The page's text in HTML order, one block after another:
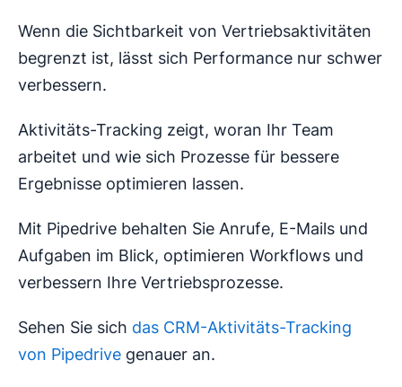
Wenn die Sichtbarkeit von Vertriebsaktivitäten
begrenzt ist, lässt sich Performance nur schwer
verbessern.
Aktivitäts-Tracking zeigt, woran Ihr Team
arbeitet und wie sich Prozesse für bessere
Ergebnisse optimieren lassen.
Mit Pipedrive behalten Sie Anrufe, E-Mails und
Aufgaben im Blick, optimieren Workflows und
verbessern Ihre Vertriebsprozesse.
Sehen Sie sich das CRM-Aktivitäts-Tracking
von Pipedrive genauer an.